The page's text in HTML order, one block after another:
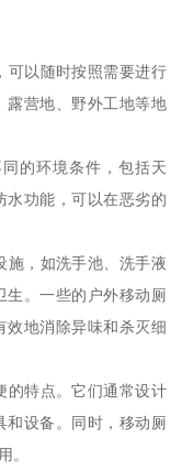
可以随时按照需要进行
露营地、野外工地等地
的环境条件，包括天
水功能，可以在恶劣的
施，如洗手池、洗手液
生。一些的户外移动厕
效地消除异味和杀灭细
的特点。它们通常设计
和设备。同时，移动厕
。